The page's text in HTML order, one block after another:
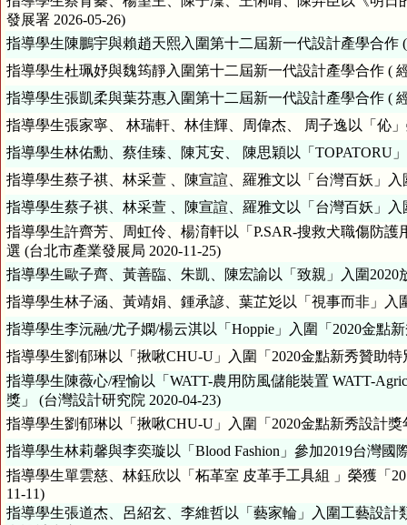
發展署 2026-05-26)
指導學生陳鵬宇與賴趙天熙入圍第十二屆新一代設計產學合作
指導學生杜珮妤與魏筠靜入圍第十二屆新一代設計產學合作 (
指導學生張凱柔與葉芬惠入圍第十二屆新一代設計產學合作 (
指導學生張家寧、 林瑞軒、林佳輝、周偉杰、 周子逸以「伈
指導學生林佑勳、蔡佳臻、陳芃安、 陳思穎以「TOPATORU
指導學生蔡子祺、林采萱 、陳宣諠、羅雅文以「台灣百妖」
指導學生蔡子祺、林采萱 、陳宣諠、羅雅文以「台灣百妖」
指導學生許齊芳、周虹伶、楊淯軒以「P.SAR-搜救犬職傷防護
選 (台北市產業發展局 2020-11-25)
指導學生歐子齊、黃善臨、朱凱、陳宏諭以「致親」入圍2020
指導學生林子涵、黃靖娟、鍾承諺、葉芷彣以「視事而非」入
指導學生劉郁琳以「揪啾CHU-U」入圍「2020金點新秀贊助
指導學生陳薇心/程愉以「WATT-農用防風儲能裝置 WATT-
獎」 (台灣設計研究院 2020-04-23)
指導學生林莉馨與李奕璇以「Blood Fashion」參加2019台灣
指導學生單雲慈、林鈺欣以「柘革室 皮革手工具組 」榮獲「
11-11)
指導學生張道杰、呂紹玄、李維哲以「藝家輪」入圍工藝設計類